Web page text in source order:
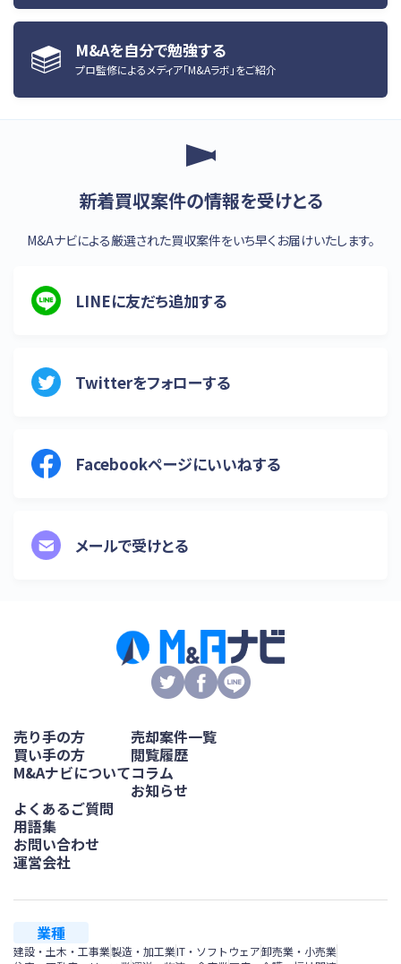
M&Aを自分で勉強する
プロ監修によるメディア「M&Aラボ」をご紹介
新着買収案件の情報を受けとる
M&Aナビによる厳選された買収案件をいち早くお届けいたします。
LINEに友だち追加する
Twitterをフォローする
Facebookページにいいねする
メールで受けとる
売り手の方
買い手の方
M&Aナビについて
売却案件一覧
閲覧履歴
コラム
お知らせ
よくあるご質問
用語集
お問い合わせ
運営会社
業種
建設・土木・工事業製造・加工業IT・ソフトウェア卸売業・小売業